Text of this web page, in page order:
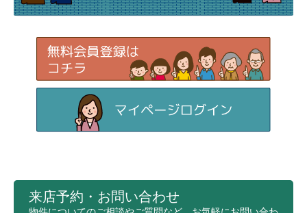
来店予約・お問い合わせ